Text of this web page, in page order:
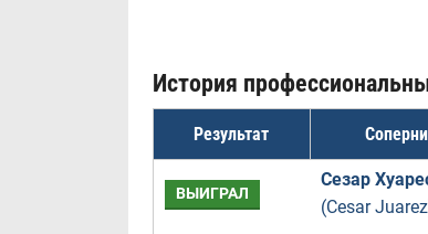
История
Результат
ВЫИГРАЛ
Сезар
(Cesar